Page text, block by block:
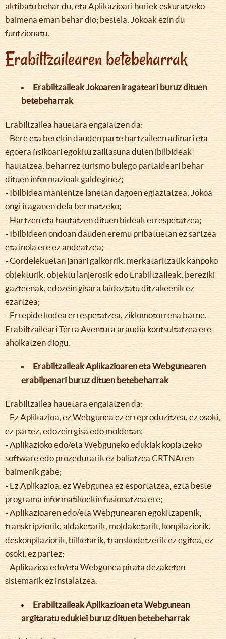
aktibatu behar du, eta Aplikazioari horiek eskuratzeko
baimena eman behar dio; bestela, Jokoak ezin du
funtzionatu.
Erabiltzailearen betebeharrak
Erabiltzaileak Jokoaren iragateari buruz dituen
betebeharrak
Erabiltzailea hauetara engaiatzen da:
- Bere eta berekin dauden parte hartzaileen adinari eta
egoera fisikoari egokitu zailtasuna duten ibilbideak
hautatzea, beharrez turismo bulego partaideari behar
dituen informazioak galdeginez;
- Ibilbidea mantentze lanetan dagoen egiaztatzea, Jokoa
ongi iraganen dela bermatzeko;
- Hartzen eta hautatzen dituen bideak errespetatzea;
- Ibilbideen ondoan dauden eremu pribatuetan ez sartzea
eta inola ere ez andeatzea;
- Gordelekuetan janari galkorrik, merkataritzatik kanpoko
objekturik, objektu lanjerosik edo Erabiltzaileak, bereziki
gazteenak, edozein gisara laidoztatu ditzakeenik ez
ezartzea;
- Errepide kodea errespetatzea, ziklomotorrena barne.
Erabiltzaileari Tèrra Aventura araudia kontsultatzea ere
aholkatzen diogu.
Erabiltzaileak Aplikazioaren eta Webgunearen
erabilpenari buruz dituen betebeharrak
Erabiltzailea hauetara engaiatzen da:
- Ez Aplikazioa, ez Webgunea ez erreproduzitzea, ez osoki,
ez partez, edozein gisa edo moldetan;
- Aplikazioko edo/eta Webguneko edukiak kopiatzeko
software edo prozedurarik ez baliatzea CRTNAren
baimenik gabe;
- Ez Aplikazioa, ez Webgunea ez esportatzea, ezta beste
programa informatikoekin fusionatzea ere;
- Aplikazioaren edo/eta Webgunearen egokitzapenik,
transkripziorik, aldaketarik, moldaketarik, konpilaziorik,
deskonpilaziorik, bilketarik, transkodetzerik ez egitea, ez
osoki, ez partez;
- Aplikazioa edo/eta Webgunea pirata dezaketen
sistemarik ez instalatzea.
Erabiltzaileak Aplikazioan eta Webgunean
argitaratu edukiei buruz dituen betebeharrak